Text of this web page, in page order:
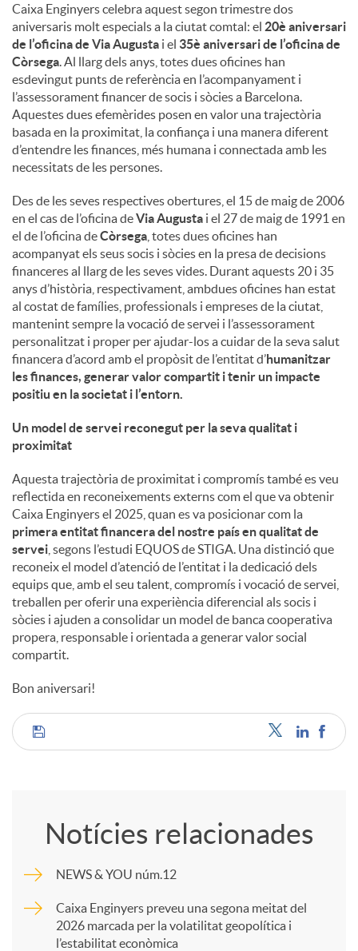
i
n
g
u
t
s
Caixa Enginyers celebra aquest segon trimestre dos
aniversaris molt especials a la ciutat comtal: el 20è aniversari
de l’oficina de Via Augusta i el 35è aniversari de l’oficina de
Còrsega. Al llarg dels anys, totes dues oficines han
esdevingut punts de referència en l’acompanyament i
l’assessorament financer de socis i sòcies a Barcelona.
Aquestes dues efemèrides posen en valor una trajectòria
basada en la proximitat, la confiança i una manera diferent
d’entendre les finances, més humana i connectada amb les
necessitats de les persones.
Des de les seves respectives obertures, el 15 de maig de 2006
en el cas de l’oficina deVia Augusta i el 27 de maig de 1991 en
el de l’oficina deCòrsega , totes dues oficines han
acompanyat els seus socis i sòcies en la presa de decisions
financeres al llarg de les seves vides. Durant aquests 20 i 35
anys d’història, respectivament, ambdues oficines han estat
al costat de famílies, professionals i empreses de la ciutat,
mantenint sempre la vocació de servei i l’assessorament
personalitzat i proper per ajudar-los a cuidar de la seva salut
financera d’acord amb el propòsit de l’entitat d’humanitzar
les finances, generar valor compartit i tenir un impacte
positiu en la societat i l’entorn.
Un model de servei reconegut per la seva qualitat i
proximitat
Aquesta trajectòria de proximitat i compromís també es veu
reflectida en reconeixements externs com el que va obtenir
Caixa Enginyers el 2025, quan es va posicionar com la
primera entitat financera del nostre país en qualitat de
servei , segons l’estudi EQUOS de STIGA. Una distinció que
reconeix el model d’atenció de l’entitat i la dedicació dels
equips que, amb el seu talent, compromís i vocació de servei,
treballen per oferir una experiència diferencial als socis i
sòcies i ajuden a consolidar un model de banca cooperativa
propera, responsable i orientada a generar valor social
compartit.
Bon aniversari!
C
p
Notícies relacionades
NEWS & YOU núm.12
Caixa Enginyers preveu una segona meitat del
2026 marcada per la volatilitat geopolítica i
l’estabilitat econòmica